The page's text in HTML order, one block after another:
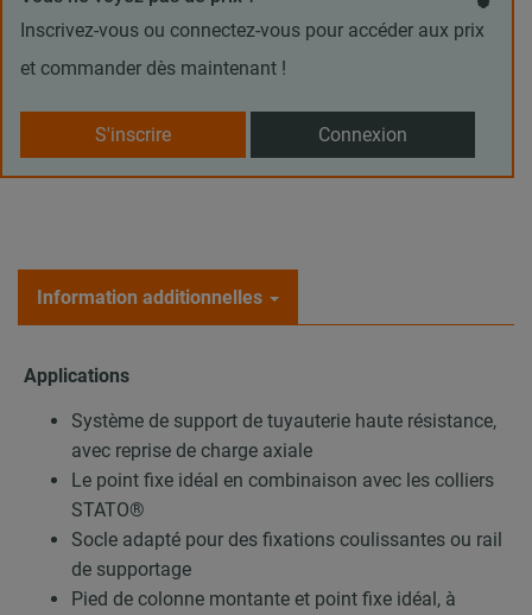
Inscrivez-vous ou connectez-vous pour accéder aux prix
et commander dès maintenant !
S'inscrire Connexion
Information additionnelles
Applications
Système de support de tuyauterie haute résistance,
avec reprise de charge axiale
Le point fixe idéal en combinaison avec les colliers
STATO®
Socle adapté pour des fixations coulissantes ou rail
de supportage
Pied de colonne montante et point fixe idéal, à